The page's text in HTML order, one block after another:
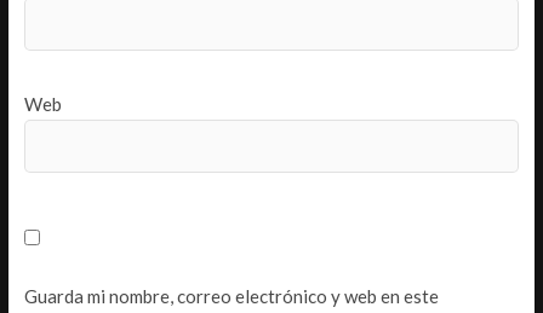
Web
Guarda mi nombre, correo electrónico y web en este